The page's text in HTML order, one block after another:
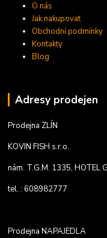
O nás
Jak nakupovat
Obchodní podmínky
Kontakty
Blog
Adresy prodejen
Prodejna ZLÍN
KOVIN FISH s.r.o.
nám. T.G.M. 1335, HOTEL
tel. : 608982777
Prodejna NAPAJEDLA